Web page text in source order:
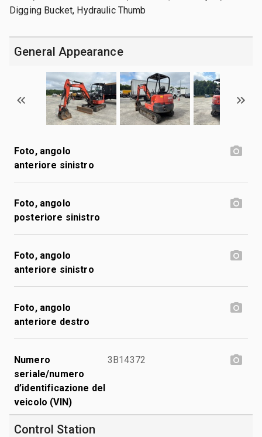
Digging Bucket, Hydraulic Thumb
General Appearance
Foto, angolo
anteriore sinistro
Foto, angolo
posteriore sinistro
Foto, angolo
anteriore sinistro
Foto, angolo
anteriore destro
Numero
seriale/numero
d’identificazione del
veicolo (VIN)
3B14372
Control Station